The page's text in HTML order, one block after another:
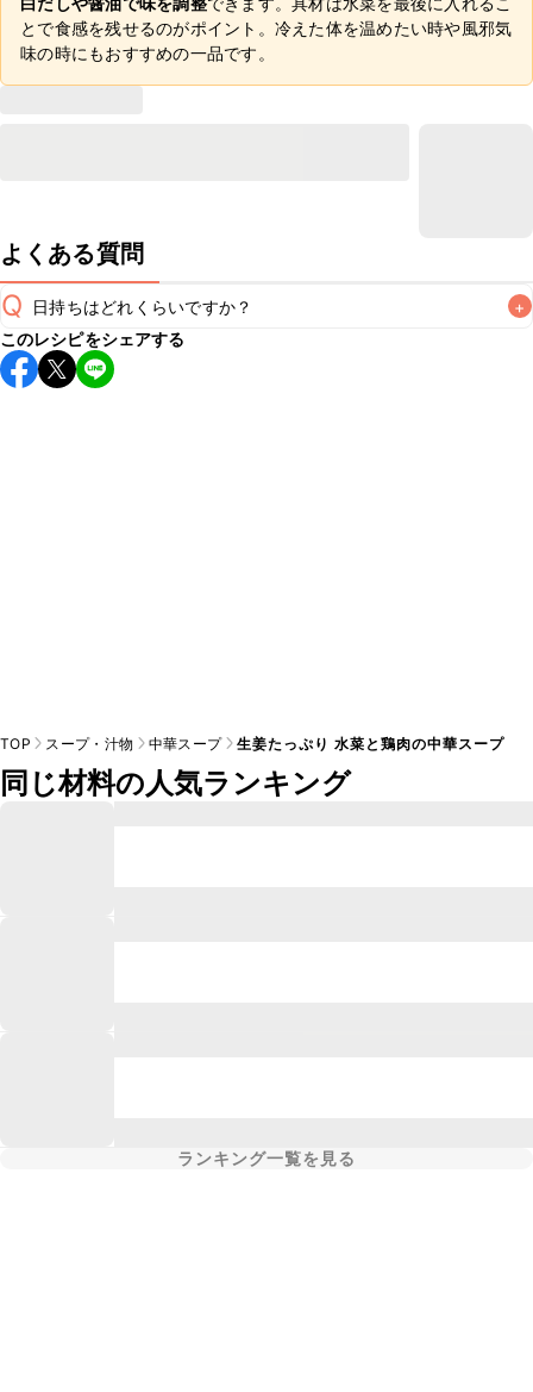
とで食感を残せるのがポイント。冷えた体を温めたい時や風邪気
味の時にもおすすめの一品です。
よくある質問
Q 日持ちはどれくらいですか？ +
保存期間は冷蔵で翌日中が目安です。なるべくお早めにお召
し上がりください。
このレシピをシェアする
TOP スープ・汁物 中華スープ 生姜たっぷり 水菜と鶏肉の中華スープ
同じ材料の人気ランキング
ランキング一覧を見る